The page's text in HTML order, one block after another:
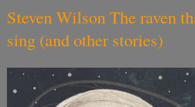
Steven Wilson The raven
sing (and other stories)